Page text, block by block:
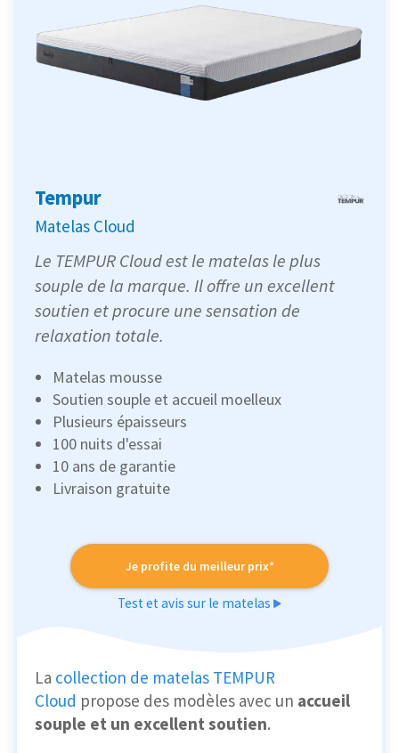
Tempur
Matelas Cloud
Le TEMPUR Cloud est le matelas le plus
souple de la marque. Il offre un excellent
soutien et procure une sensation de
relaxation totale.
Matelas mousse
Soutien souple et accueil moelleux
Plusieurs épaisseurs
100 nuits d'essai
10 ans de garantie
Livraison gratuite
Je profite du meilleur prix*
Test et avis sur le matelas
La collection de matelas TEMPUR
Cloud propose des modèles avec un accueil
souple et un excellent soutien.